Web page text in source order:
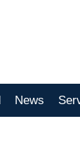
News